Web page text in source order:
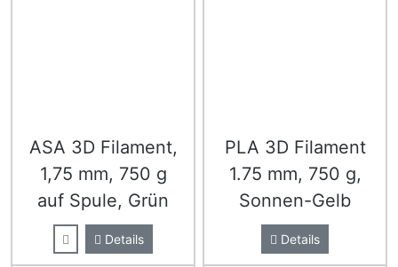
ASA 3D Filament,
1,75 mm, 750 g
auf Spule, Grün
Details
PLA 3D Filament
1.75 mm, 750 g,
Sonnen-Gelb
Details